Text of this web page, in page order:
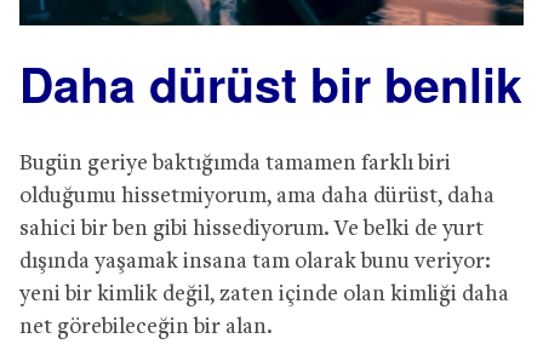
Daha dürüst bir benlik
Bugün geriye baktığımda tamamen farklı biri
olduğumu hissetmiyorum, ama daha dürüst, daha
sahici bir ben gibi hissediyorum. Ve belki de yurt
dışında yaşamak insana tam olarak bunu veriyor:
yeni bir kimlik değil, zaten içinde olan kimliği daha
net görebileceğin bir alan.